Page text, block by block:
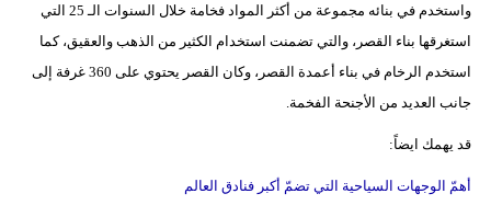
واستخدم في بنائه مجموعة من أكثر المواد فخامة خلال السنوات الـ 25 التي
استغرقها بناء القصر، والتي تضمنت استخدام الكثير من الذهب والعقيق، كما
استخدم الرخام في بناء أعمدة القصر، وكان القصر يحتوي على 360 غرفة إلى
جانب العديد من الأجنحة الفخمة.
قد يهمك ايضاً:
أهمّ الوجهات السياحية التي تضمّ أكبر فنادق العالم